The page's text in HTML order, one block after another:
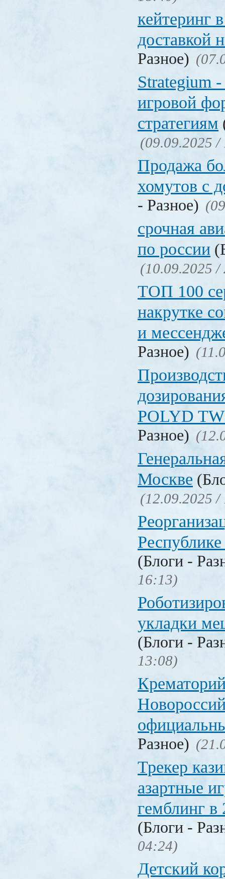
кейтеринг
доставкой
Разное)
Strategium
игровой
стратегиям
(09.09.2025 /
Продажа
хомутов с
- Разное)
срочная
по россии
(10.09.2025 /
ТОП 100
накрутке
и
Разное)
POLYD
Разное)
Москве
(12.09.2025 /
(Блоги -
16:13)
укладки
(Блоги -
13:08)
Разное)
Трекер
азартные
гемблинг в
(Блоги -
04:24)
Детский